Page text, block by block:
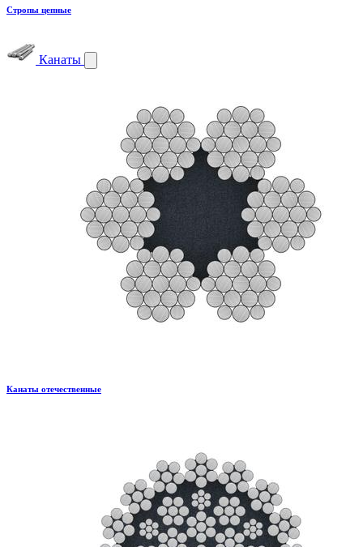
Стропы цепные
Канаты
Канаты отечественные